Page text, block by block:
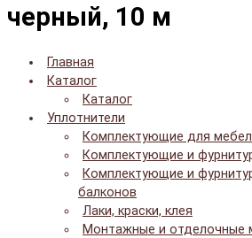
черный, 10 м
Главная
Каталог
Каталог
Уплотнители
Комплектующие для
Комплектующие и
Комплектующие и
балконов
Лаки, краски, клея
Монтажные и отделочные